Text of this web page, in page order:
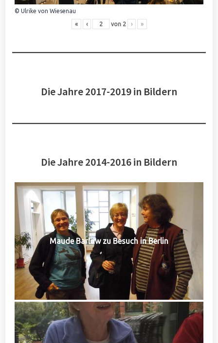
© Ulrike von Wiesenau
« ‹ von 2 › »
Die Jahre 2017-2019 in Bildern
Die Jahre 2014-2016 in Bildern
Maude Barlow zu Besuch in Berlin